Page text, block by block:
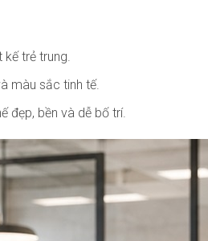
trẻ trung.
màu sắc tinh tế.
đẹp, bền và dễ bố trí.